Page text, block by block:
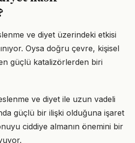
ve diyet üzerindeki etkisi
Oysa doğru çevre, kişisel
güçlü katalizörlerden biri
ve diyet ile uzun vadeli
güçlü bir ilişki olduğuna işaret
ciddiye almanın önemini bir